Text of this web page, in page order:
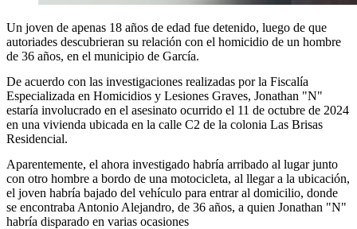
Un joven de apenas 18 años de edad fue detenido, luego de que
autoriades descubrieran su relación con el homicidio de un hombre
de 36 años, en el municipio de García.
De acuerdo con las investigaciones realizadas por la Fiscalía
Especializada en Homicidios y Lesiones Graves, Jonathan "N"
estaría involucrado en el asesinato ocurrido el 11 de octubre de 2024
en una vivienda ubicada en la calle C2 de la colonia Las Brisas
Residencial.
Aparentemente, el ahora investigado habría arribado al lugar junto
con otro hombre a bordo de una motocicleta, al llegar a la ubicación,
el joven habría bajado del vehículo para entrar al domicilio, donde
se encontraba Antonio Alejandro, de 36 años, a quien Jonathan "N"
habría disparado en varias ocasiones